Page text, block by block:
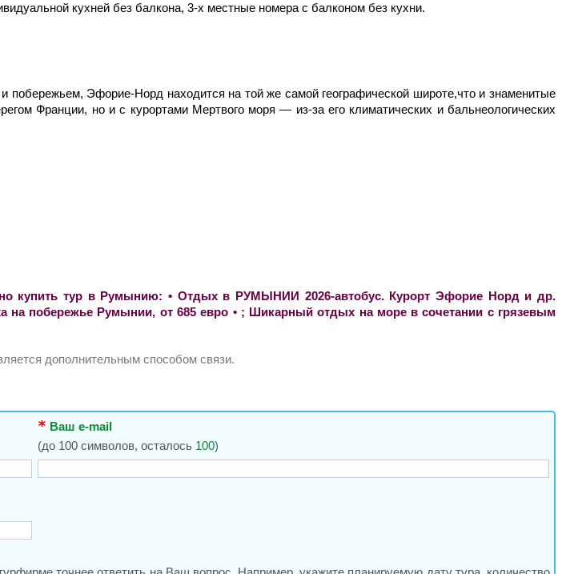
кухней без балкона, 3-х местные номера с балконом без кухни.
побережьем, Эфорие-Норд находится на той же самой географической широте,что и знаменитые
Франции, но и с курортами Мертвого моря — из-за его климатических и бальнеологических
купить тур в Румынию: • Отдых в РУМЫНИИ 2026-автобус. Курорт Эфорие Норд и др.
на побережье Румынии, от 685 евро • ; Шикарный отдых на море в сочетании с грязевым
дополнительным способом связи.
Ваш e-mail
(до 100 символов, осталось 100)